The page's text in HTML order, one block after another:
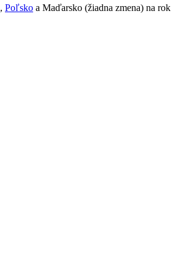
, Poľsko a Maďarsko (žiadna zmena) na